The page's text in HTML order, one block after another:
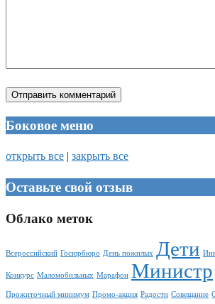
Боковое меню
открыть все | закрыть все
Оставьте свой отзыв
Облако меток
Всероссийский Госюрбюро День пожилых Дети
Конкурс Маломобильных Марафон Министр
Прожиточный минимум Промо-акция Радости Совещание